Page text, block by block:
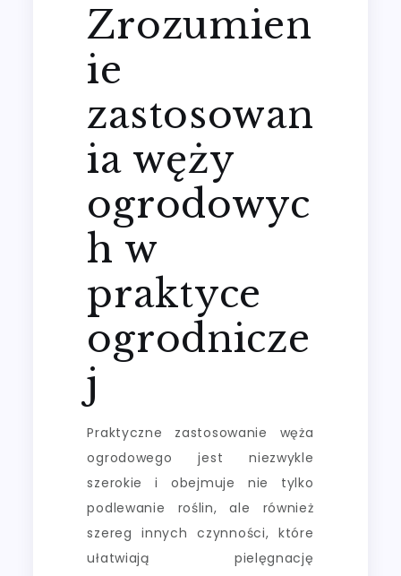
Zrozumien
ie
zastosowan
ia węży
ogrodowyc
h w
praktyce
ogrodnicze
j
Praktyczne zastosowanie węża
ogrodowego jest niezwykle
szerokie i obejmuje nie tylko
podlewanie roślin, ale również
szereg innych czynności, które
ułatwiają pielęgnację